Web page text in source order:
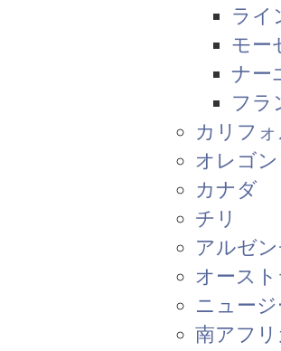
ライ
モー
ナー
フラ
カリフ
オレゴ
カナダ
チリ
アルゼ
オース
ニュー
南アフ